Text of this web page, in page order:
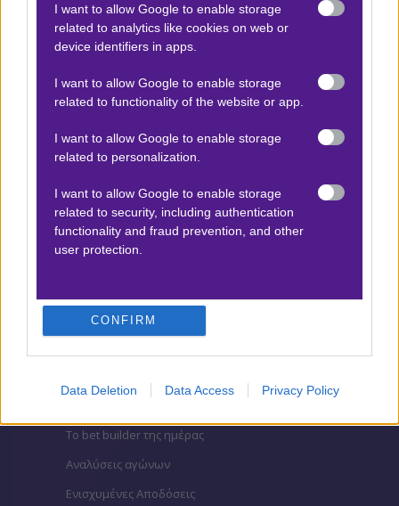
I want to allow Google to enable storage
related to analytics like cookies on web or
device identifiers in apps.
I want to allow Google to enable storage
related to functionality of the website or app.
I want to allow Google to enable storage
related to personalization.
I want to allow Google to enable storage
related to security, including authentication
functionality and fraud prevention, and other
user protection.
CONFIRM
Data Deletion Data Access Privacy Policy
Προσφορές*
ΒΑΘΜΟΛΟΓΙΕΣ
Βαθμολογίες Ελλάδα - Stoiximan
Super league
Βαθμολογίες Γερμανίας – Bundesliga
Βαθμολογίες Ισπανίας- La liga
Βαθμολογίες Γαλλίας-League 1
To bet builder της ημέρας
Αναλύσεις αγώνων
Ενισχυμένες Αποδόσεις